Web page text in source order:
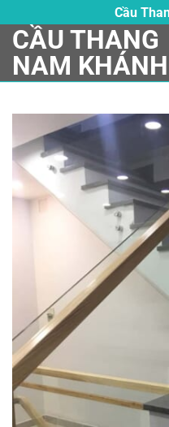
to
content
Cầu
CẦU THANG
NAM KHÁNH